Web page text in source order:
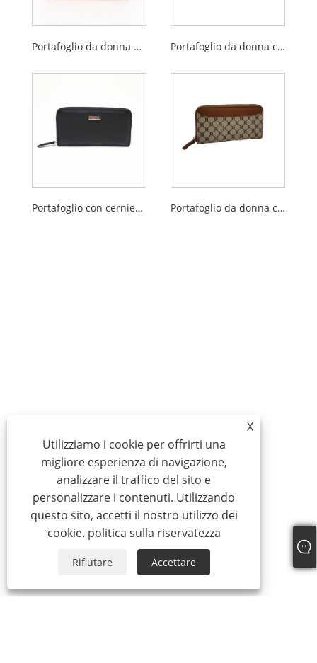
Portafoglio da donna a tre ante di medie dimensioni in PU moda vintage Portafoglio da donna con cerniera lunga in PU con goffratura scozzese multifunzione
Portafoglio con cerniera lunga per signore di saffiano multifunzione Portafoglio da donna con cerniera lunga in PU stampato multifunzionale
X
Utilizziamo i cookie per offrirti una
migliore esperienza di navigazione,
analizzare il traffico del sito e
personalizzare i contenuti. Utilizzando
questo sito, accetti il ​​nostro utilizzo dei
cookie. politica sulla riservatezza
Rifiutare Accettare